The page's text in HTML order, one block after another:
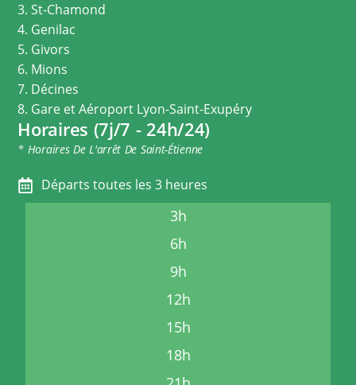
3. St-Chamond
4. Genilac
5. Givors
6. Mions
7. Décines
8. Gare et Aéroport Lyon-Saint-Exupéry
Horaires (7j/7 - 24h/24)
* Horaires De L'arrêt De Saint-Étienne
Départs toutes les 3 heures
3h
6h
9h
12h
15h
18h